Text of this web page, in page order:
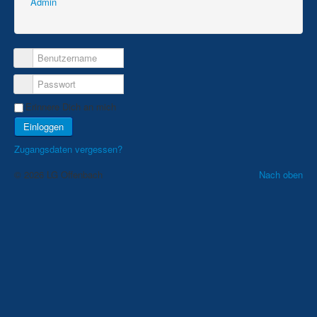
Aktuelle Seite:
Erinnere Dich an mich
Einloggen
Zugangsdaten vergessen?
Nach oben
© 2026 LG Offenbach